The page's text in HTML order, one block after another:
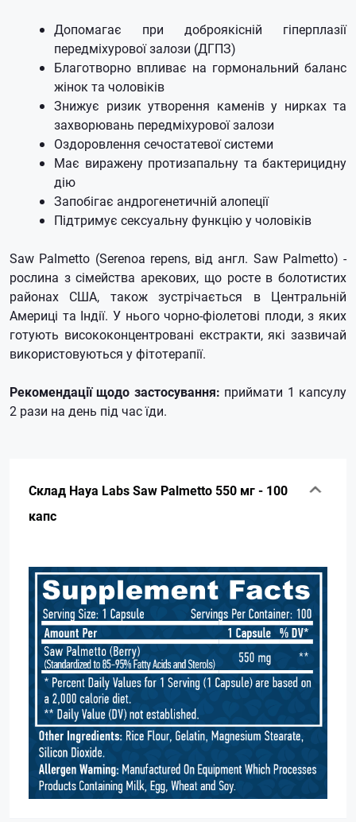
Допомагає при доброякісній гіперплазії
передміхурової залози (ДГПЗ)
Благотворно впливає на гормональний баланс
жінок та чоловіків
Знижує ризик утворення каменів у нирках та
захворювань передміхурової залози
Оздоровлення сечостатевої системи
Має виражену протизапальну та бактерицидну
дію
Запобігає андрогенетичній алопеції
Підтримує сексуальну функцію у чоловіків
Saw Palmetto (Serenoa repens, від англ. Saw Palmetto) -
рослина з сімейства арекових, що росте в болотистих
районах США, також зустрічається в Центральній
Америці та Індії. У нього чорно-фіолетові плоди, з яких
готують висококонцентровані екстракти, які зазвичай
використовуються у фітотерапії.
Рекомендації щодо застосування: приймати 1 капсулу
2 рази на день під час їди.
Склад Haya Labs Saw Palmetto 550 мг - 100
капс